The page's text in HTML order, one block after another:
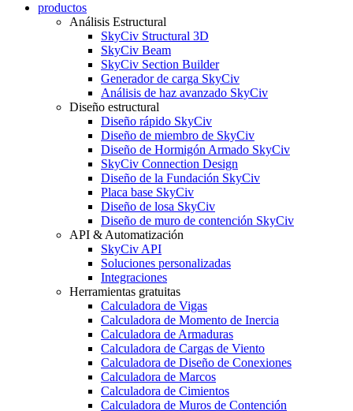
productos
Análisis Estructural
SkyCiv Structural 3D
SkyCiv Beam
SkyCiv Section Builder
Generador de carga SkyCiv
Análisis de haz avanzado SkyCiv
Diseño estructural
Diseño rápido SkyCiv
Diseño de miembro de SkyCiv
Diseño de Hormigón Armado SkyCiv
SkyCiv Connection Design
Diseño de la Fundación SkyCiv
Placa base SkyCiv
Diseño de losa SkyCiv
Diseño de muro de contención SkyCiv
API & Automatización
SkyCiv API
Soluciones personalizadas
Integraciones
Herramientas gratuitas
Calculadora de Vigas
Calculadora de Momento de Inercia
Calculadora de Armaduras
Calculadora de Cargas de Viento
Calculadora de Diseño de Conexiones
Calculadora de Marcos
Calculadora de Cimientos
Calculadora de Muros de Contención